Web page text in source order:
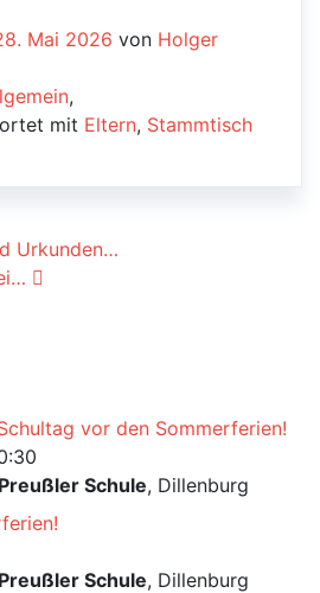
Mai 2026 von Holger
,
mit Eltern, Stammtisch
Urkunden…
vor den Sommerferien!
Schule, Dillenburg
Schule, Dillenburg